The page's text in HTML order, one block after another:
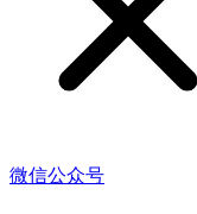
微信公众号